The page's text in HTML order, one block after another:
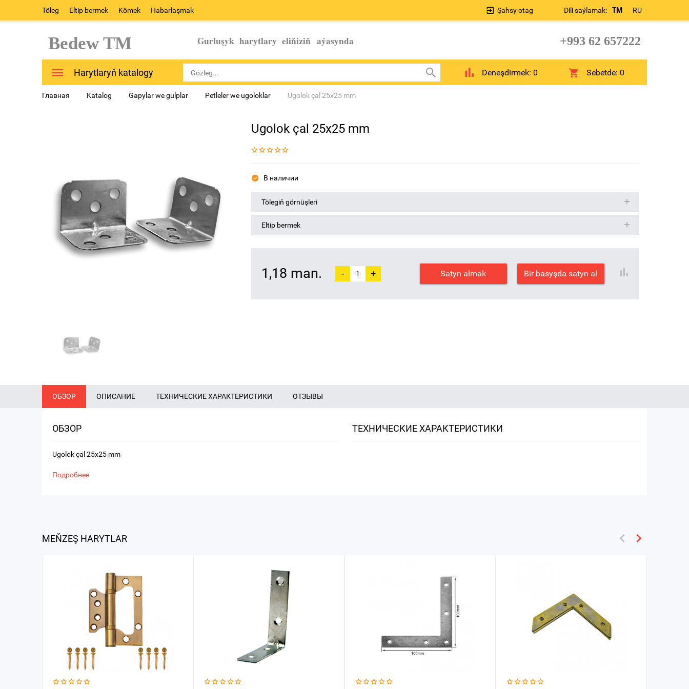
Töleg Eltip bermek Kömek Habarlaşmak Dili saýlamak: TM RU
Şahsy otag
Bedew TM Gurluşyk harytlary eliňiziň aýasynda +993 62 657222
Harytlaryň katalogy Deneşdirmek: 0 Sebetde:0
Главная Katalog Gapylar we gulplar Petleler we ugoloklar Ugolok çal 25х25 mm
Ugolok çal 25х25 mm
В наличии
Tölegiň görnüşleri
Eltip bermek
1,18 man. - + Satyn almak Bir basyşda satyn al
ОБЗОР ОПИСАНИЕ ТЕХНИЧЕСКИЕ ХАРАКТЕРИСТИКИ ОТЗЫВЫ
ОБЗОР
Ugolok çal 25х25 mm
Подробнее
ТЕХНИЧЕСКИЕ ХАРАКТЕРИСТИКИ
MEŇZEŞ HARYTLAR